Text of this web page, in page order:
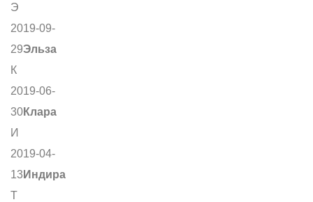
Э
2019-09-
29Эльза
К
2019-06-
30Клара
И
2019-04-
13 Индира
Т